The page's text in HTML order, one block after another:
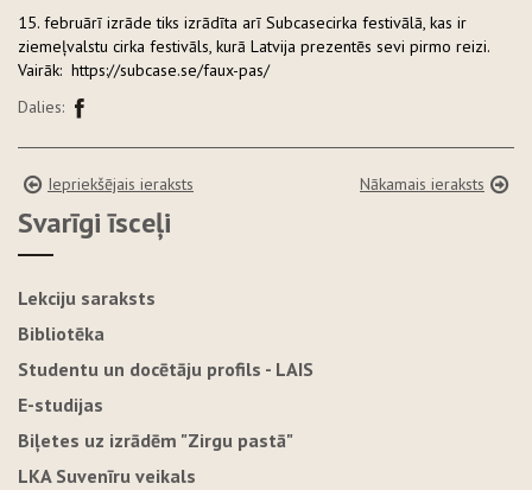
15. februārī izrāde tiks izrādīta arī Subcasecirka festivālā, kas ir
ziemeļvalstu cirka festivāls, kurā Latvija prezentēs sevi pirmo reizi.
Vairāk: https://subcase.se/faux-pas/
Dalies:
Iepriekšējais ieraksts Nākamais ieraksts
Svarīgi īsceļi
Lekciju saraksts
Bibliotēka
Studentu un docētāju profils - LAIS
E-studijas
Biļetes uz izrādēm "Zirgu pastā"
LKA Suvenīru veikals